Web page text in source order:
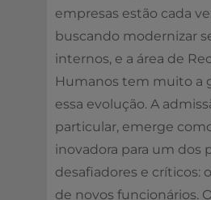
empresas estão cada
buscando modernizar
internos, e a área de
Humanos tem muito a
essa evolução. A
particular, emerge
inovadora para um dos
desafiadores e críticos:
de novos funcionários.